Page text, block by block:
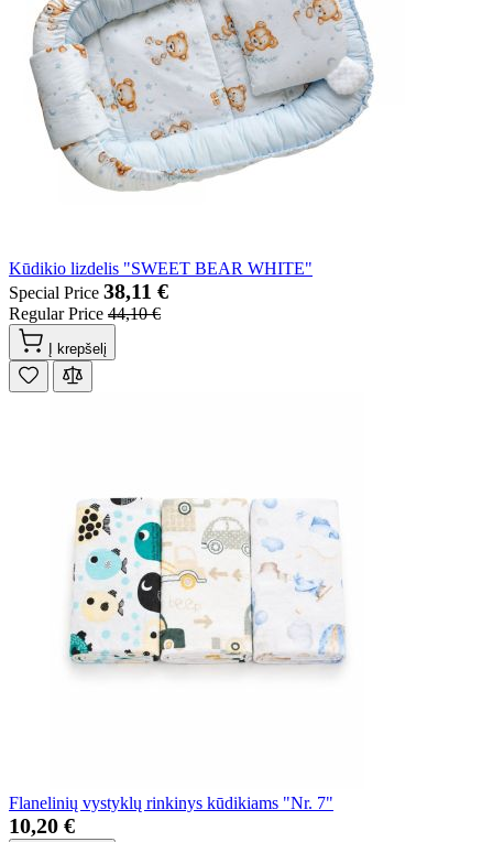
Kūdikio lizdelis "SWEET BEAR WHITE"
Special Price 38,11 €
Regular Price 44,10 €
Į krepšelį
Flanelinių vystyklų rinkinys kūdikiams "Nr. 7"
10,20 €